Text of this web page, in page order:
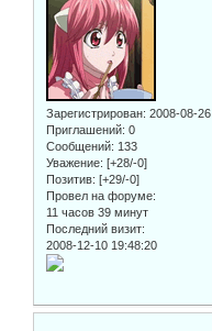
Зарегистрирован: 2008-08-26
Приглашений: 0
Сообщений: 133
Уважение: [+28/-0]
Позитив: [+29/-0]
Провел на форуме:
11 часов 39 минут
Последний визит:
2008-12-10 19:48:20